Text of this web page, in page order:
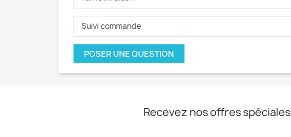
Suivi commande
POSER UNE QUESTION
Recevez nos offres spéciales